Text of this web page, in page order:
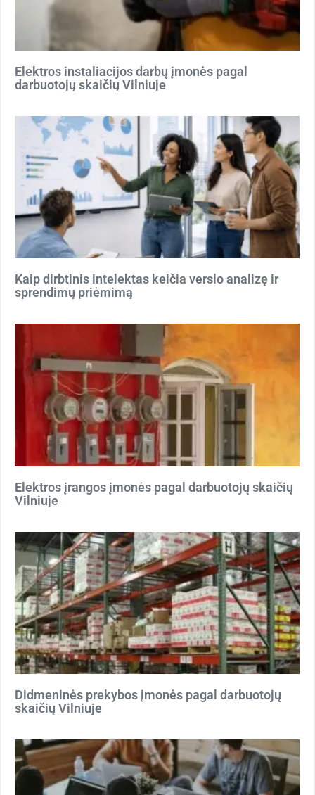
Elektros instaliacijos darbų įmonės pagal
darbuotojų skaičių Vilniuje
Kaip dirbtinis intelektas keičia verslo analizę ir
sprendimų priėmimą
Elektros įrangos įmonės pagal darbuotojų skaičių
Vilniuje
Didmeninės prekybos įmonės pagal darbuotojų
skaičių Vilniuje